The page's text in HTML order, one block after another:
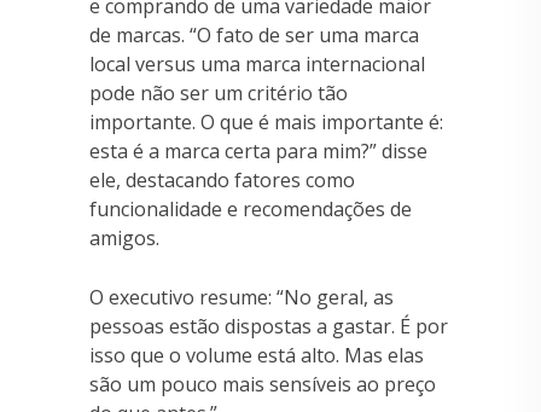
e comprando de uma variedade maior
de marcas. “O fato de ser uma marca
local versus uma marca internacional
pode não ser um critério tão
importante. O que é mais importante é:
esta é a marca certa para mim?” disse
ele, destacando fatores como
funcionalidade e recomendações de
amigos.
O executivo resume: “No geral, as
pessoas estão dispostas a gastar. É por
isso que o volume está alto. Mas elas
são um pouco mais sensíveis ao preço